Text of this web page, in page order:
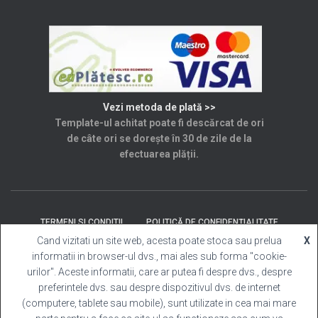
Vezi metoda de plată >>
Template-ul achitat poate fi descărcat de ori
de câte ori se dorește în 30 de zile de la
efectuarea plății.
TERMENI SI CONDITII POLITICĂ DE CONFIDENȚIALITATE
SOLUȚIONAREA LITIGIILOR ANPC CONTACT
Template Cabina Foto| Copyright © 2025 Toate
Cand vizitati un site web, acesta poate stoca sau prelua
informatii in browser-ul dvs., mai ales sub forma "cookie-
urilor". Aceste informatii, care ar putea fi despre dvs., despre
preferintele dvs. sau despre dispozitivul dvs. de internet
(computere, tablete sau mobile), sunt utilizate in cea mai mare
X